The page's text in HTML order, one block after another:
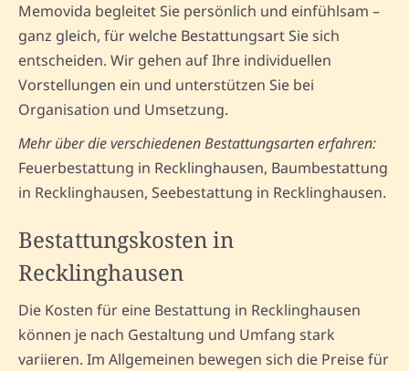
Memovida begleitet Sie persönlich und einfühlsam –
ganz gleich, für welche Bestattungsart Sie sich
entscheiden. Wir gehen auf Ihre individuellen
Vorstellungen ein und unterstützen Sie bei
Organisation und Umsetzung.
Mehr über die verschiedenen Bestattungsarten erfahren:
Feuerbestattung in Recklinghausen, Baumbestattung
in Recklinghausen, Seebestattung in Recklinghausen.
Bestattungskosten in
Recklinghausen
Die Kosten für eine Bestattung in Recklinghausen
können je nach Gestaltung und Umfang stark
variieren. Im Allgemeinen bewegen sich die Preise für